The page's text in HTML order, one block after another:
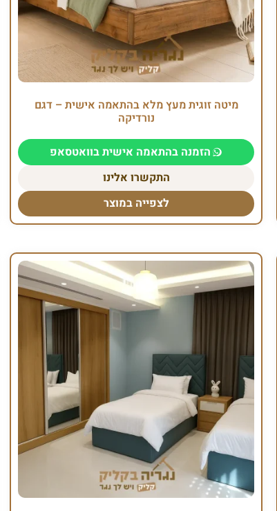
מיטה זוגית מעץ מלא בהתאמה אישית – דגם
נורדיקה
הזמנה בהתאמה אישית בוואטסאפ
התקשרו אלינו
לצפייה במוצר